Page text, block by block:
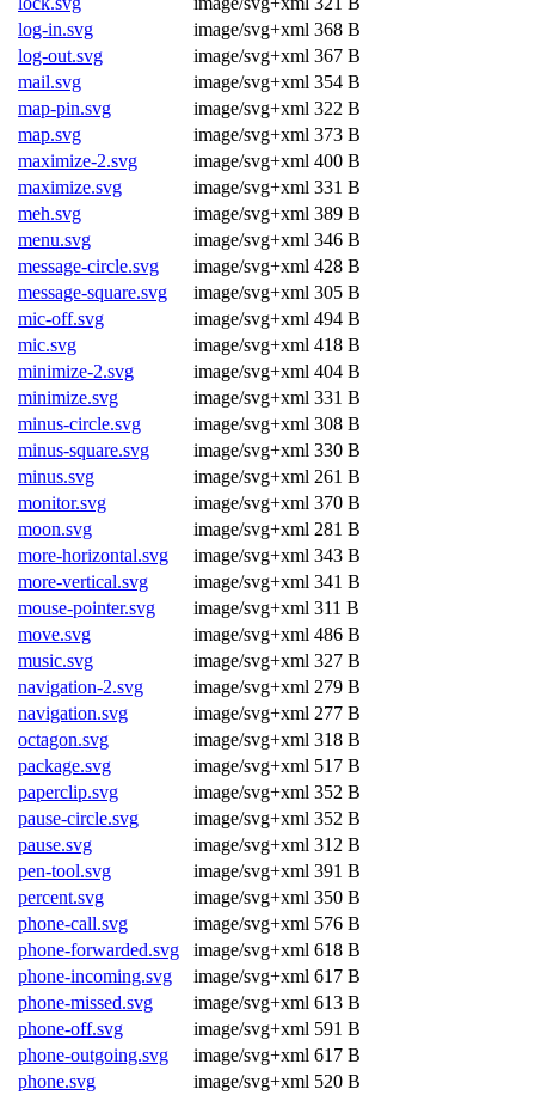
log-in.svg
image/svg+xml 368 B
log-out.svg
image/svg+xml 367 B
mail.svg
image/svg+xml 354 B
map-pin.svg
image/svg+xml 322 B
map.svg
image/svg+xml 373 B
maximize-2.svg
image/svg+xml 400 B
maximize.svg
image/svg+xml 331 B
meh.svg
image/svg+xml 389 B
menu.svg
image/svg+xml 346 B
message-circle.svg
image/svg+xml 428 B
message-square.svg
image/svg+xml 305 B
mic-off.svg
image/svg+xml 494 B
mic.svg
image/svg+xml 418 B
minimize-2.svg
image/svg+xml 404 B
minimize.svg
image/svg+xml 331 B
minus-circle.svg
image/svg+xml 308 B
minus-square.svg
image/svg+xml 330 B
minus.svg
image/svg+xml 261 B
monitor.svg
image/svg+xml 370 B
moon.svg
image/svg+xml 281 B
more-horizontal.svg
image/svg+xml 343 B
more-vertical.svg
image/svg+xml 341 B
mouse-pointer.svg
image/svg+xml 311 B
move.svg
image/svg+xml 486 B
music.svg
image/svg+xml 327 B
navigation-2.svg
image/svg+xml 279 B
navigation.svg
image/svg+xml 277 B
octagon.svg
image/svg+xml 318 B
package.svg
image/svg+xml 517 B
paperclip.svg
image/svg+xml 352 B
pause-circle.svg
image/svg+xml 352 B
pause.svg
image/svg+xml 312 B
pen-tool.svg
image/svg+xml 391 B
percent.svg
image/svg+xml 350 B
phone-call.svg
image/svg+xml 576 B
phone-forwarded.svg
image/svg+xml 618 B
phone-incoming.svg
image/svg+xml 617 B
phone-missed.svg
image/svg+xml 613 B
phone-off.svg
image/svg+xml 591 B
phone-outgoing.svg
image/svg+xml 617 B
phone.svg
image/svg+xml 520 B